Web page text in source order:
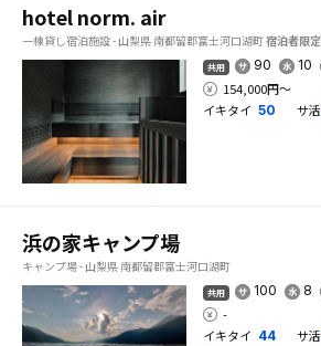
hotel norm. air
一棟貸し宿泊施設 - 山梨県 南都留郡富士河口湖町宿泊者限定
共用 90 10
154,000円〜
イキタイ 50 サ活
浜の家キャンプ場
キャンプ場 - 山梨県 南都留郡富士河口湖町
共用 100 8
-
イキタイ 44 サ活